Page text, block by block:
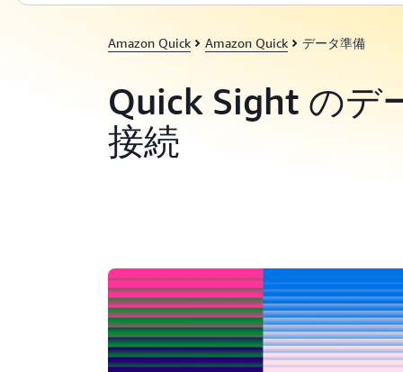
Amazon Quick Amazon Quick データ準備
Quick Sight のデ
接続